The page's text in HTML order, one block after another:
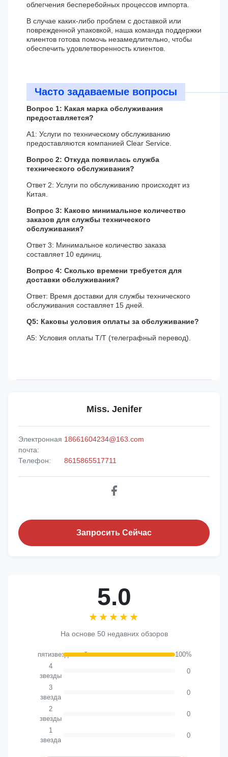
облегчения бесперебойных процессов импорта.
В случае каких-либо проблем с доставкой или
поврежденной упаковкой, наша команда поддержки
клиентов готова помочь незамедлительно, чтобы
обеспечить удовлетворенность клиентов.
Часто задаваемые вопросы
Вопрос 1: Какая марка обслуживания
предоставляется?
A1: Услуги по техническому обслуживанию
предоставляются компанией Clear Service.
Вопрос 2: Откуда появилась служба
технического обслуживания?
Ответ 2: Услуги по обслуживанию происходят из
Китая.
Вопрос 3: Каково минимальное количество
заказов для службы технического
обслуживания?
Ответ 3: Минимальное количество заказа
составляет 10 единиц.
Вопрос 4: Сколько времени требуется для
доставки обслуживания?
Ответ: Время доставки для службы технического
обслуживания составляет 15 дней.
Q5: Каковы условия оплаты за обслуживание?
A5: Условия оплаты T/T (телеграфный перевод).
Miss. Jenifer
Электронная
почта:
18661604234@163.com
Телефон: 8615865517711
Запросить Сейчас
5.0
★★★★★
★★★★★
На основе 50 недавних обзоров
пятизвездочный
100%
4
звезды
0
3
звезда
0
2
звезды
0
1
звезда
0